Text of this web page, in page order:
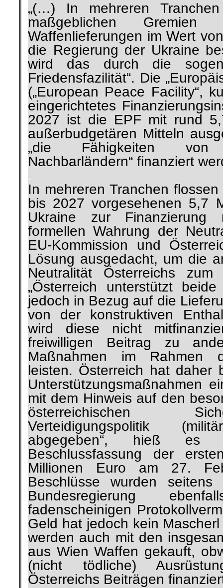
„(…) In mehreren
maßgeblichen
Waffenlieferungen im Wert
die Regierung der Ukraine
wird das durch die
Friedensfazilität“. Die
(„European Peace Facility“,
eingerichtetes
2027 ist die EPF mit rund
außerbudgetären Mitteln
„die Fähigkeiten
Nachbarländern“ finanziert
.
In mehreren Tranchen
bis 2027 vorgesehenen 5,7
Ukraine zur Finanzierung
formellen Wahrung der
EU-Kommission und
Lösung ausgedacht, um die
Neutralität Österreichs
„Österreich unterstützt
jedoch in Bezug auf die
von der konstruktiven
wird diese nicht
freiwilligen Beitrag zu
Maßnahmen im Rahmen
leisten. Österreich hat daher
Unterstützungsmaßnahmen
mit dem Hinweis auf den
österreichischen
Verteidigungspolitik
abgegeben“, hieß
Beschlussfassung der
Millionen Euro am 27.
Beschlüsse wurden seitens
Bundesregierung
fadenscheinigen
Geld hat jedoch kein
werden auch mit den
aus Wien Waffen gekauft,
(nicht tödliche)
Österreichs Beiträgen